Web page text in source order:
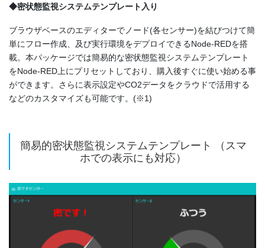
◆密状態監視システムテンプレート入り
ブラウザベースのエディターでノード(各センサー)を結びつけて簡
単にフロー作成、及び実行環境をデプロイできるNode-REDを搭
載。本パッケージでは簡易的な密状態監視システムテンプレート
をNode-RED上にプリセットしており、購入後すぐに使い始める事
ができます。さらに表示設定やCO2データをクラウドで活用する
などのカスタマイズも可能です。(※1)
簡易的密状態監視システムテンプレート （スマ
ホでの表示にも対応）